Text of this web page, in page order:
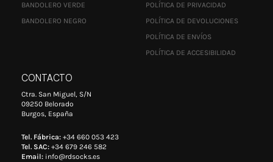
BANDOLERO VERDE
BANDOLERO NEGRO
POLÍTICA DE PRIVACIDAD
POLÍTICA DE DEVOLUCIONES
POLÍTICA DE ENVÍOS
POLÍTICA DE ACCESIBILIDAD
CONTACTO
Ctra. San Miguel, S/N
09250 Belorado
Burgos, España
Tel. Fábrica: +34 660 053 423
Tel. SAC: +34 679 246 582
Email: info@rdsocks.es